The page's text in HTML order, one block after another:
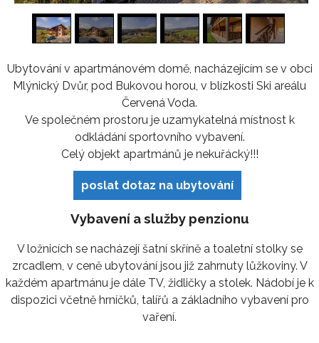
Ubytování v apartmánovém domě, nacházejícím se v obci
Mlýnický Dvůr, pod Bukovou horou, v blízkosti Ski areálu
Červená Voda.
Ve společném prostoru je uzamykatelná místnost k
odkládání sportovního vybavení.
Celý objekt apartmánů je nekuřácký!!!
poslat dotaz na ubytování
Vybavení a služby penzionu
V ložnicích se nacházejí šatní skříně a toaletní stolky se
zrcadlem, v ceně ubytování jsou již zahrnuty lůžkoviny. V
každém apartmánu je dále TV, židličky a stolek. Nádobí je k
dispozici včetně hrníčků, talířů a základního vybavení pro
vaření.